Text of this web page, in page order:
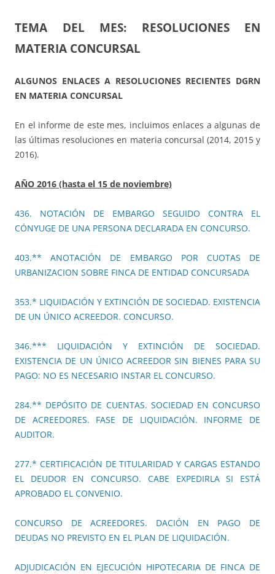
TEMA DEL MES: RESOLUCIONES EN
MATERIA CONCURSAL
ALGUNOS ENLACES A RESOLUCIONES RECIENTES DGRN
EN MATERIA CONCURSAL
En el informe de este mes, incluimos enlaces a algunas de
las últimas resoluciones en materia concursal (2014, 2015 y
2016).
AÑO 2016 (hasta el 15 de noviembre)
436. NOTACIÓN DE EMBARGO SEGUIDO CONTRA EL
CÓNYUGE DE UNA PERSONA DECLARADA EN CONCURSO.
403.** ANOTACIÓN DE EMBARGO POR CUOTAS DE
URBANIZACION SOBRE FINCA DE ENTIDAD CONCURSADA
353.* LIQUIDACIÓN Y EXTINCIÓN DE SOCIEDAD. EXISTENCIA
DE UN ÚNICO ACREEDOR. CONCURSO.
346.*** LIQUIDACIÓN Y EXTINCIÓN DE SOCIEDAD.
EXISTENCIA DE UN ÚNICO ACREEDOR SIN BIENES PARA SU
PAGO: NO ES NECESARIO INSTAR EL CONCURSO.
284.** DEPÓSITO DE CUENTAS. SOCIEDAD EN CONCURSO
DE ACREEDORES. FASE DE LIQUIDACIÓN. INFORME DE
AUDITOR.
277.* CERTIFICACIÓN DE TITULARIDAD Y CARGAS ESTANDO
EL DEUDOR EN CONCURSO. CABE EXPEDIRLA SI ESTÁ
APROBADO EL CONVENIO.
CONCURSO DE ACREEDORES. DACIÓN EN PAGO DE
DEUDAS NO PREVISTO EN EL PLAN DE LIQUIDACIÓN.
ADJUDICACIÓN EN EJECUCIÓN HIPOTECARIA DE FINCA DE